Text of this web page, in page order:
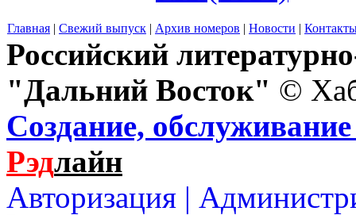
Главная | Свежий выпуск | Архив номеров | Новости |
Российский
"Дальний Восток" ©
Создание,
Рэдлайн
Авторизация |